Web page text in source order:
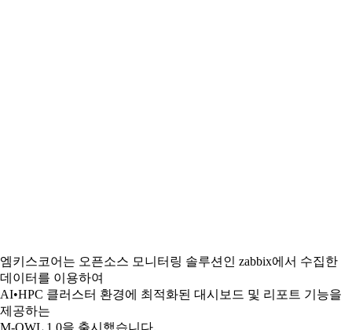
엠키스코어는 오픈소스 모니터링 솔루션인 zabbix에서 수집한
데이터를 이용하여
AI•HPC 클러스터 환경에 최적화된 대시보드 및 리포트 기능을
제공하는
M-OWL 1.0을 출시했습니다.